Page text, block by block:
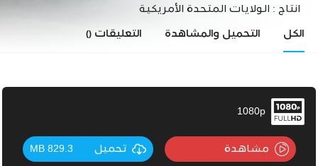
انتاج : الولايات المتحدة الأمريكية
الكل التحميل والمشاهدة التعليقات ()
1080p
مشاهدة تحميل 829.3 MB